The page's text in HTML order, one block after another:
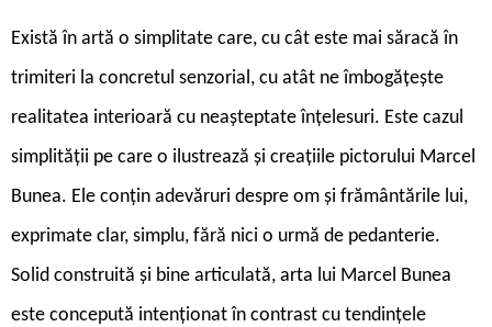
Există în artă o simplitate care, cu cât este mai săracă în
trimiteri la concretul senzorial, cu atât ne îmbogățește
realitatea interioară cu neașteptate înțelesuri. Este cazul
simplității pe care o ilustrează și creațiile pictorului Marcel
Bunea. Ele conțin adevăruri despre om și frământările lui,
exprimate clar, simplu, fără nici o urmă de pedanterie.
Solid construită și bine articulată, arta lui Marcel Bunea
este concepută intenționat în contrast cu tendințele